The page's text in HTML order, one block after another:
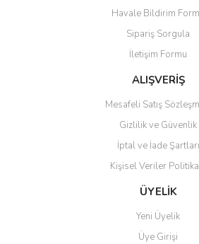
Havale Bildirim
Sipariş Sorgula
İletişim Formu
ALIŞVERİŞ
Mesafeli Satış
Gizlilik ve Güvenlik
İptal ve İade Şartları
Kişisel Veriler
ÜYELİK
Yeni Üyelik
Üye Girişi